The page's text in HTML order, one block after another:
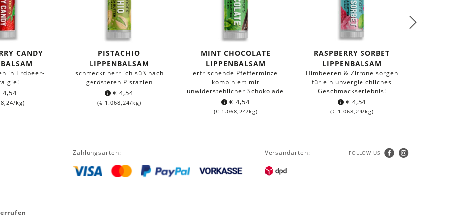
CANDY
in Erdbeer-
4,54
/kg)
PISTACHIO
LIPPENBALSAM
schmeckt herrlich süß nach
gerösteten Pistazien
€ 4,54
(€ 1.068,24/kg)
MINT CHOCOLATE
LIPPENBALSAM
erfrischende Pfefferminze
kombiniert mit
unwiderstehlicher Schokolade
€ 4,54
(€ 1.068,24/kg)
RASPBERRY SORBET
LIPPENBALSAM
Himbeeren & Zitrone sorgen
für ein unvergleichliches
Geschmackserlebnis!
€ 4,54
(€ 1.068,24/kg)
Zahlungsarten: Versandarten: FOLLOW US